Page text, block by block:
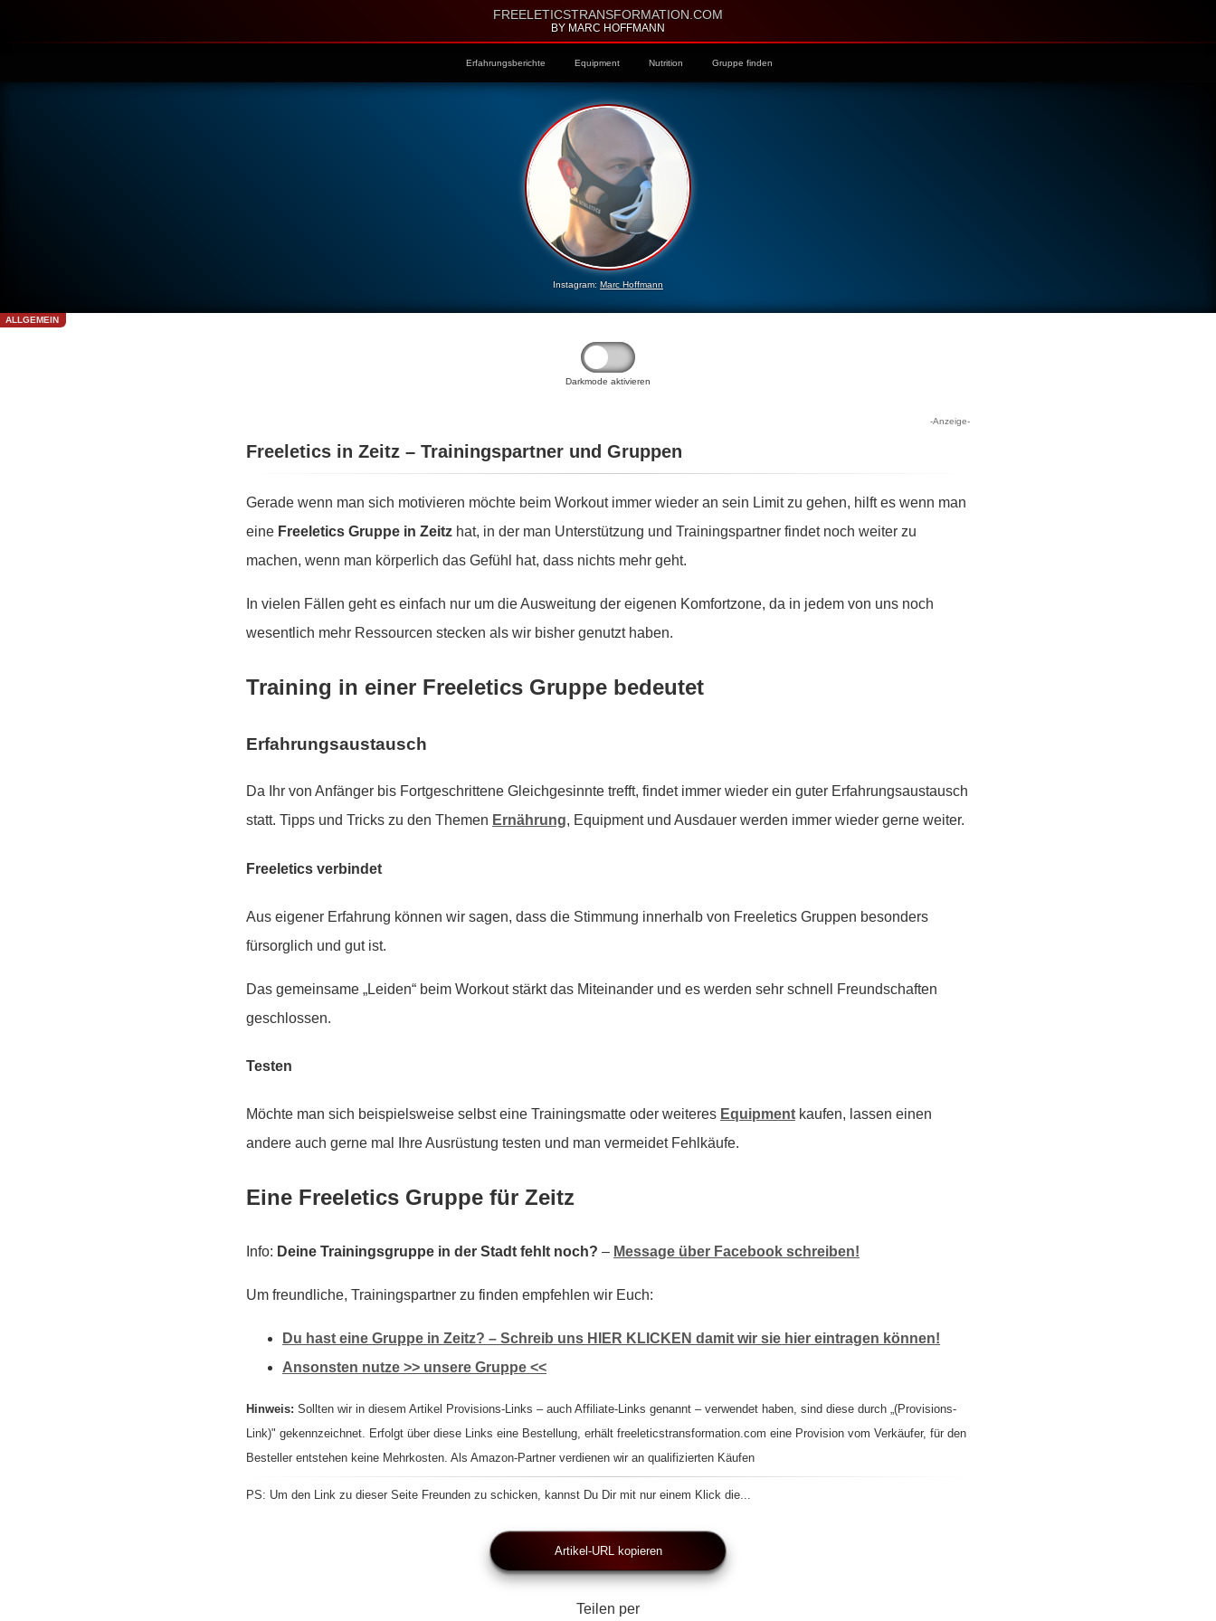
FREELETICSTRANSFORMATION.COM
BY MARC HOFFMANN
Erfahrungsberichte Equipment Nutrition Gruppe finden
Instagram: Marc Hoffmann
ALLGEMEIN
Darkmode aktivieren
-Anzeige-
Freeletics in Zeitz – Trainingspartner und Gruppen
Gerade wenn man sich motivieren möchte beim Workout immer wieder an sein Limit zu gehen, hilft es wenn man
eine Freeletics Gruppe in Zeitz hat, in der man Unterstützung und Trainingspartner findet noch weiter zu
machen, wenn man körperlich das Gefühl hat, dass nichts mehr geht.
In vielen Fällen geht es einfach nur um die Ausweitung der eigenen Komfortzone, da in jedem von uns noch
wesentlich mehr Ressourcen stecken als wir bisher genutzt haben.
Training in einer Freeletics Gruppe bedeutet
Erfahrungsaustausch
Da Ihr von Anfänger bis Fortgeschrittene Gleichgesinnte trefft, findet immer wieder ein guter Erfahrungsaustausch
statt. Tipps und Tricks zu den Themen Ernährung, Equipment und Ausdauer werden immer wieder gerne weiter.
Freeletics verbindet
Aus eigener Erfahrung können wir sagen, dass die Stimmung innerhalb von Freeletics Gruppen besonders
fürsorglich und gut ist.
Das gemeinsame „Leiden“ beim Workout stärkt das Miteinander und es werden sehr schnell Freundschaften
geschlossen.
Testen
Möchte man sich beispielsweise selbst eine Trainingsmatte oder weiteres Equipment kaufen, lassen einen
andere auch gerne mal Ihre Ausrüstung testen und man vermeidet Fehlkäufe.
Eine Freeletics Gruppe für Zeitz
Info: Deine Trainingsgruppe in der Stadt fehlt noch? – Message über Facebook schreiben!
Um freundliche, Trainingspartner zu finden empfehlen wir Euch:
Du hast eine Gruppe in Zeitz? – Schreib uns HIER KLICKEN damit wir sie hier eintragen können!
Ansonsten nutze >> unsere Gruppe <<
Hinweis: Sollten wir in diesem Artikel Provisions-Links – auch Affiliate-Links genannt – verwendet haben, sind diese durch „(Provisions-
Link)" gekennzeichnet. Erfolgt über diese Links eine Bestellung, erhält freeleticstransformation.com eine Provision vom Verkäufer, für den
Besteller entstehen keine Mehrkosten. Als Amazon-Partner verdienen wir an qualifizierten Käufen
PS: Um den Link zu dieser Seite Freunden zu schicken, kannst Du Dir mit nur einem Klick die...
Artikel-URL kopieren
Teilen per